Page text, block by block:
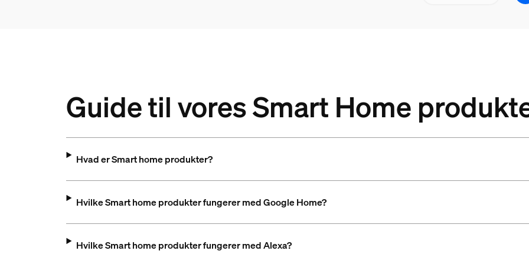
Guide til vores Smart Home
Hvad er Smart home produkter?
Hvilke Smart home produkter fungerer med Google Home?
Hvilke Smart home produkter fungerer med Alexa?